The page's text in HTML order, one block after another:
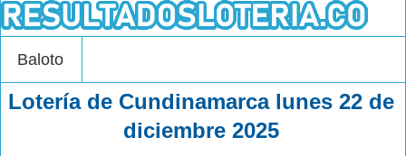
Baloto
Lotería de Cundinamarca lunes 22 de
diciembre 2025